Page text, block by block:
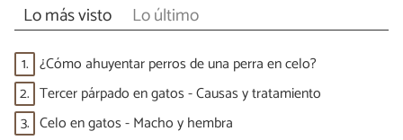
Lo más visto Lo último
1. ¿Cómo ahuyentar perros de una perra en celo?
2. Tercer párpado en gatos - Causas y tratamiento
3. Celo en gatos - Macho y hembra